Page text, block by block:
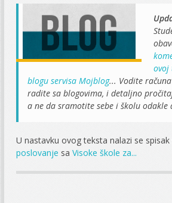
ovoj
blogu servisa Mojblog... Vodite
radite sa blogovima, i detaljno
a ne da sramotite sebe i školu odakle
U nastavku ovog teksta nalazi se
poslovanje saVisoke škole za...